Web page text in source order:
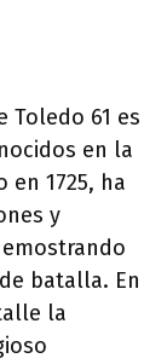
Toledo 61 es
en la
en 1725, ha
y
batalla. En
la